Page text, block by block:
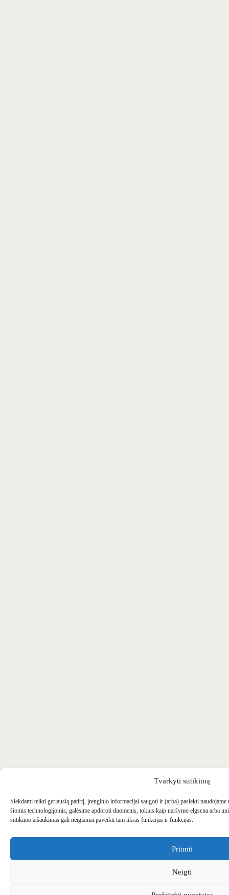
Tvarkyti sutikimą
Siekdami teikti geriausią patirtį, įrenginio informacijai saugoti ir (arba) pasiekti
šiomis technologijomis, galėsime apdoroti duomenis, tokius kaip naršymo elgsena arba
sutikimo atšaukimas gali neigiamai paveikti tam tikras funkcijas ir funkcijas.
Priimti
Neigti